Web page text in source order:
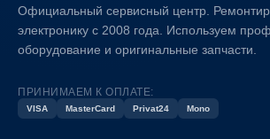
Официальный сервисный центр.
электронику с 2008 года. Используем
оборудование и оригинальные запчасти.
ПРИНИМАЕМ К ОПЛАТЕ:
VISA MasterCard Privat24 Mono